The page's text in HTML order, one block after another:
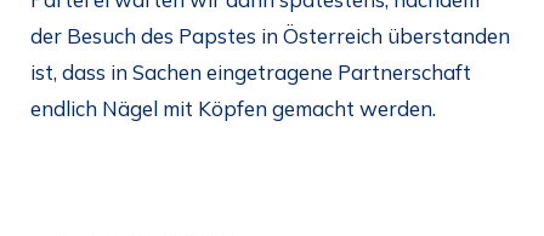
der Besuch des Papstes in Österreich überstanden
ist, dass in Sachen eingetragene Partnerschaft
endlich Nägel mit Köpfen gemacht werden.